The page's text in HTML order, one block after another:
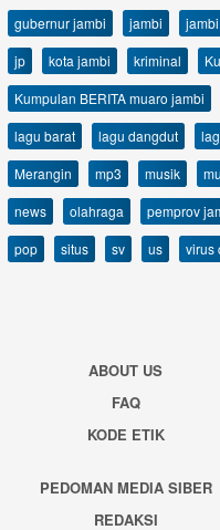
gubernur jambi
jambi
jp
kota jambi kriminal
Kumpulan BERITA muaro jambi
lagu barat
lagu dangdut
Merangin
mp3 musik
news
olahraga pemprov
pop
situs sv us virus
ABOUT US
FAQ
KODE ETIK
PEDOMAN MEDIA SIBER
REDAKSI